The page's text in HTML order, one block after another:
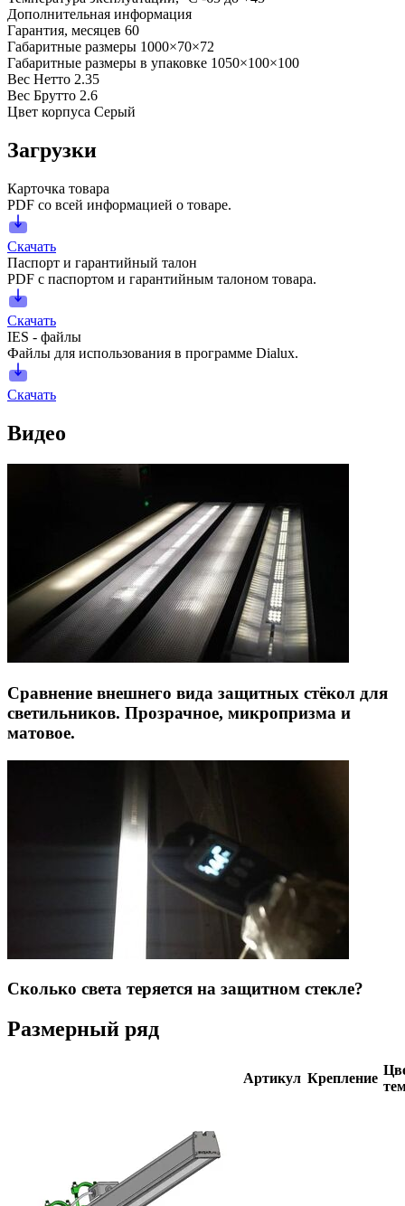
Дополнительная информация
Гарантия, месяцев 60
Габаритные размеры 1000×70×72
Габаритные размеры в упаковке 1050×100×100
Вес Нетто 2.35
Вес Брутто 2.6
Цвет корпуса Серый
Загрузки
Карточка товара
PDF со всей информацией о товаре.
Скачать
Паспорт и гарантийный талон
PDF с паспортом и гарантийным талоном товара.
Скачать
IES - файлы
Файлы для использования в программе Dialux.
Скачать
Видео
Сравнение внешнего вида защитных стёкол для
светильников. Прозрачное, микропризма и
матовое.
Сколько света теряется на защитном стекле?
Размерный ряд
Артикул Крепление